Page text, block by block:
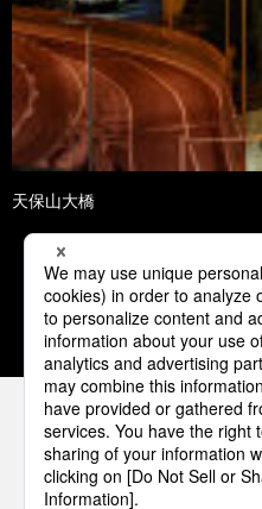
天保山大橋
1 2 3
パナソニックの電